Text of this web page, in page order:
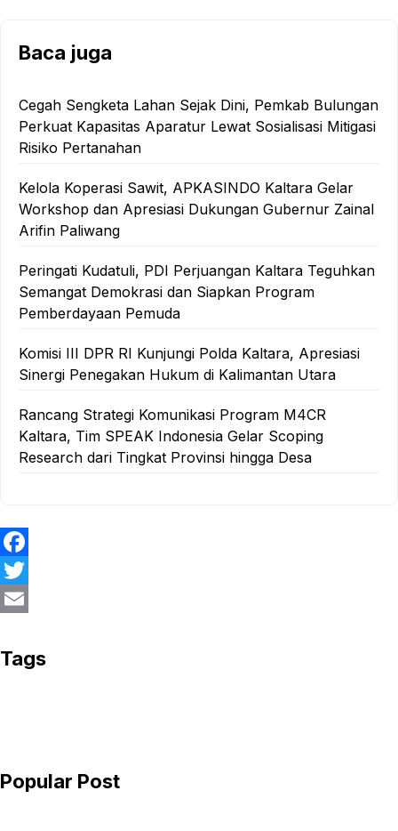
Baca juga
Cegah Sengketa Lahan Sejak Dini, Pemkab Bulungan
Perkuat Kapasitas Aparatur Lewat Sosialisasi Mitigasi
Risiko Pertanahan
Kelola Koperasi Sawit, APKASINDO Kaltara Gelar
Workshop dan Apresiasi Dukungan Gubernur Zainal
Arifin Paliwang
Peringati Kudatuli, PDI Perjuangan Kaltara Teguhkan
Semangat Demokrasi dan Siapkan Program
Pemberdayaan Pemuda
Komisi III DPR RI Kunjungi Polda Kaltara, Apresiasi
Sinergi Penegakan Hukum di Kalimantan Utara
Rancang Strategi Komunikasi Program M4CR
Kaltara, Tim SPEAK Indonesia Gelar Scoping
Research dari Tingkat Provinsi hingga Desa
F
a
e
T
im
Tags
Popular Post